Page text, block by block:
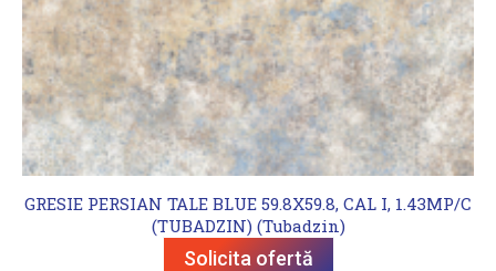
GRESIE PERSIAN TALE BLUE 59.8X59.8, CAL I, 1.43MP/C
(TUBADZIN) (Tubadzin)
Solicita ofertă